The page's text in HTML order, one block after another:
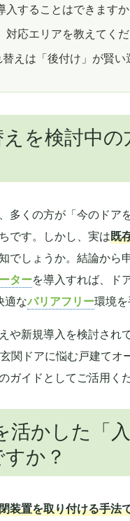
することはできますか
応エリアを教えてくだ
えは「後付け」が賢い
を検討中
多くの方が「今のド
です。しかし、実は既
でしょうか。結論から
ターを導入すれば、ド
適なバリアフリー環境を
や新規導入を検討さ
関ドアに悩む戸建てオ
イドとしてご活用くだ
活かした「
か？
装置を取り付ける手法